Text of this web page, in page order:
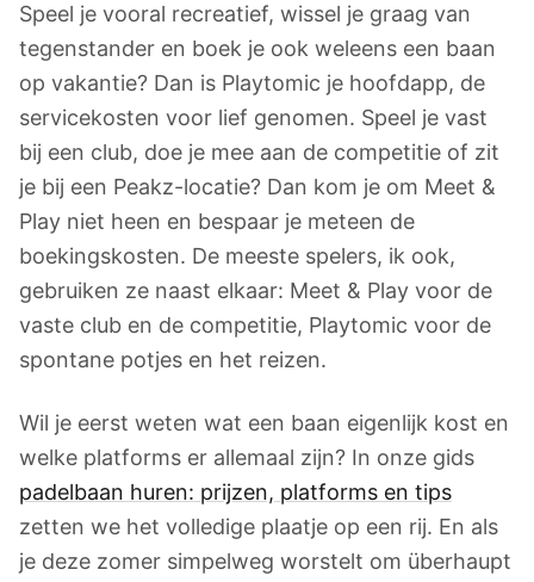
Speel je vooral recreatief, wissel je graag van
tegenstander en boek je ook weleens een baan
op vakantie? Dan is Playtomic je hoofdapp, de
servicekosten voor lief genomen. Speel je vast
bij een club, doe je mee aan de competitie of zit
je bij een Peakz-locatie? Dan kom je om Meet &
Play niet heen en bespaar je meteen de
boekingskosten. De meeste spelers, ik ook,
gebruiken ze naast elkaar: Meet & Play voor de
vaste club en de competitie, Playtomic voor de
spontane potjes en het reizen.
Wil je eerst weten wat een baan eigenlijk kost en
welke platforms er allemaal zijn? In onze gids
padelbaan huren: prijzen, platforms en tips
zetten we het volledige plaatje op een rij. En als
je deze zomer simpelweg worstelt om überhaupt